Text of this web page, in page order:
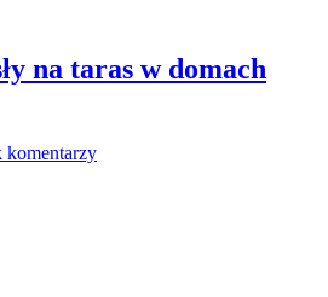
na taras w domach
komentarzy